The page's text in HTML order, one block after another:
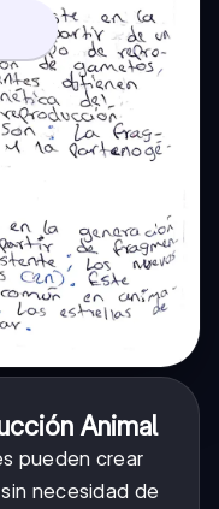
Animal
pueden crear
necesidad de